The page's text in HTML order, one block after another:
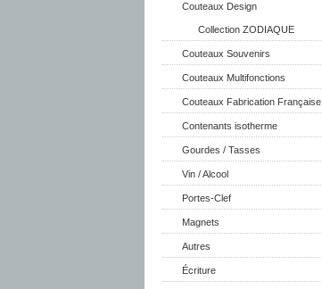
Couteaux Design
Collection ZODIAQUE
Couteaux Souvenirs
Couteaux Multifonctions
Couteaux Fabrication Française
Contenants isotherme
Gourdes / Tasses
Vin / Alcool
Portes-Clef
Magnets
Autres
Écriture